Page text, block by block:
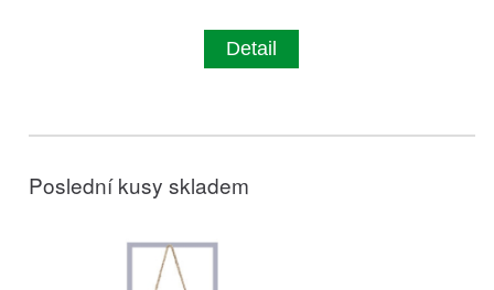
Detail
Poslední kusy skladem